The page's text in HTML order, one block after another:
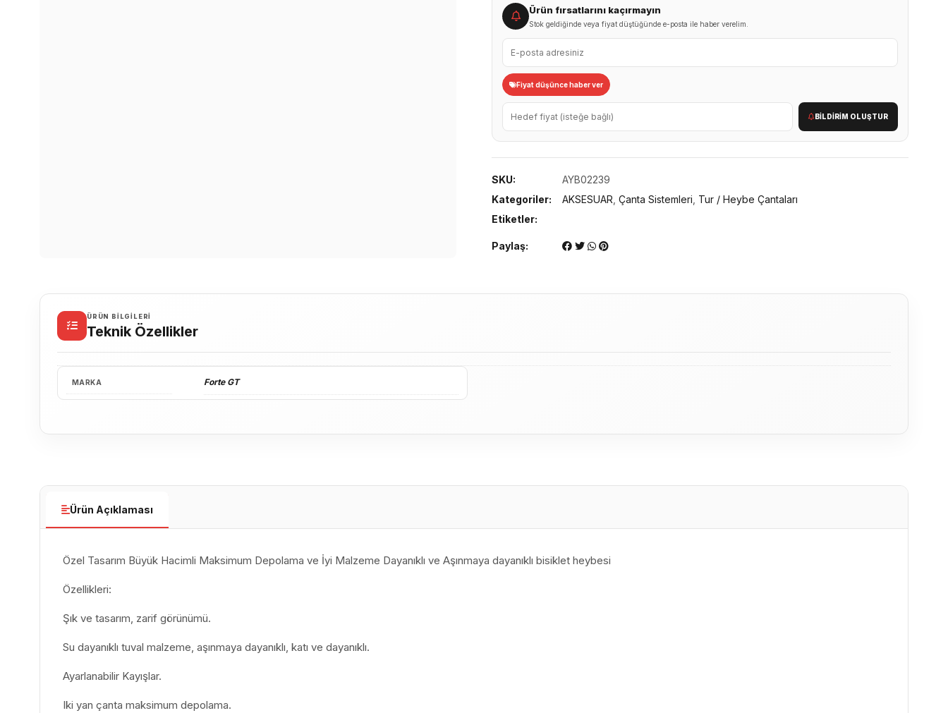
Çanta
40
LT
Gri
adet
Ürün fırsatlarını kaçırmayın
Stok geldiğinde veya fiyat düştüğünde e-posta ile haber verelim.
Fiyat düşünce haber ver
BILDIRIM OLUŞTUR
SKU:
AYB02239
Kategoriler:
AKSESUAR Çanta Sistemleri Tur / Heybe Çantaları
Etiketler:
Paylaş:
ÜRÜN BILGILERI
Teknik Özellikler
MARKA Forte GT
Ürün Açıklaması
Özel Tasarım Büyük Hacimli Maksimum Depolama ve İyi Malzeme Dayanıklı ve Aşınmaya dayanıklı bisiklet heybesi
Özellikleri:
Şık ve tasarım, zarif görünümü.
Su dayanıklı tuval malzeme, aşınmaya dayanıklı, katı ve dayanıklı.
Ayarlanabilir Kayışlar.
Iki yan çanta maksimum depolama.